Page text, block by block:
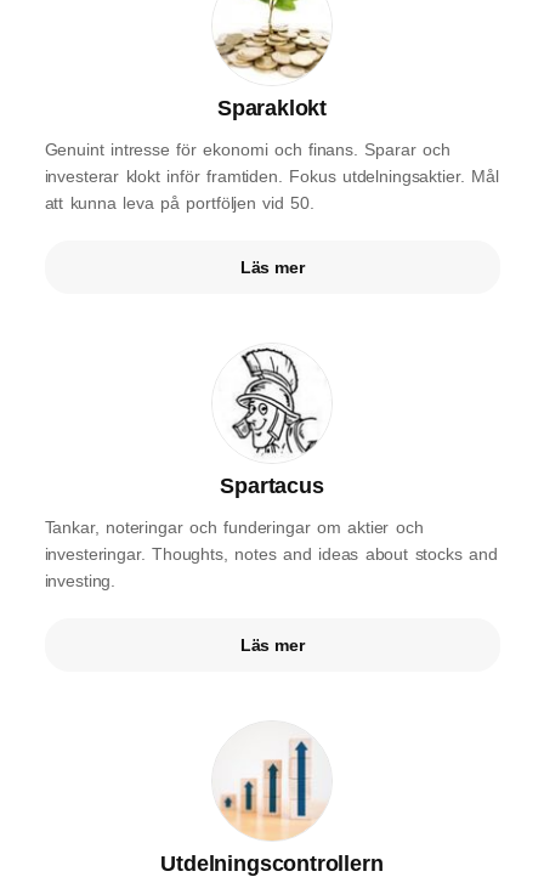
Sparaklokt
Genuint intresse för ekonomi och finans. Sparar och
investerar klokt inför framtiden. Fokus utdelningsaktier. Mål
att kunna leva på portföljen vid 50.
Läs mer
Spartacus
Tankar, noteringar och funderingar om aktier och
investeringar. Thoughts, notes and ideas about stocks and
investing.
Läs mer
Utdelningscontrollern